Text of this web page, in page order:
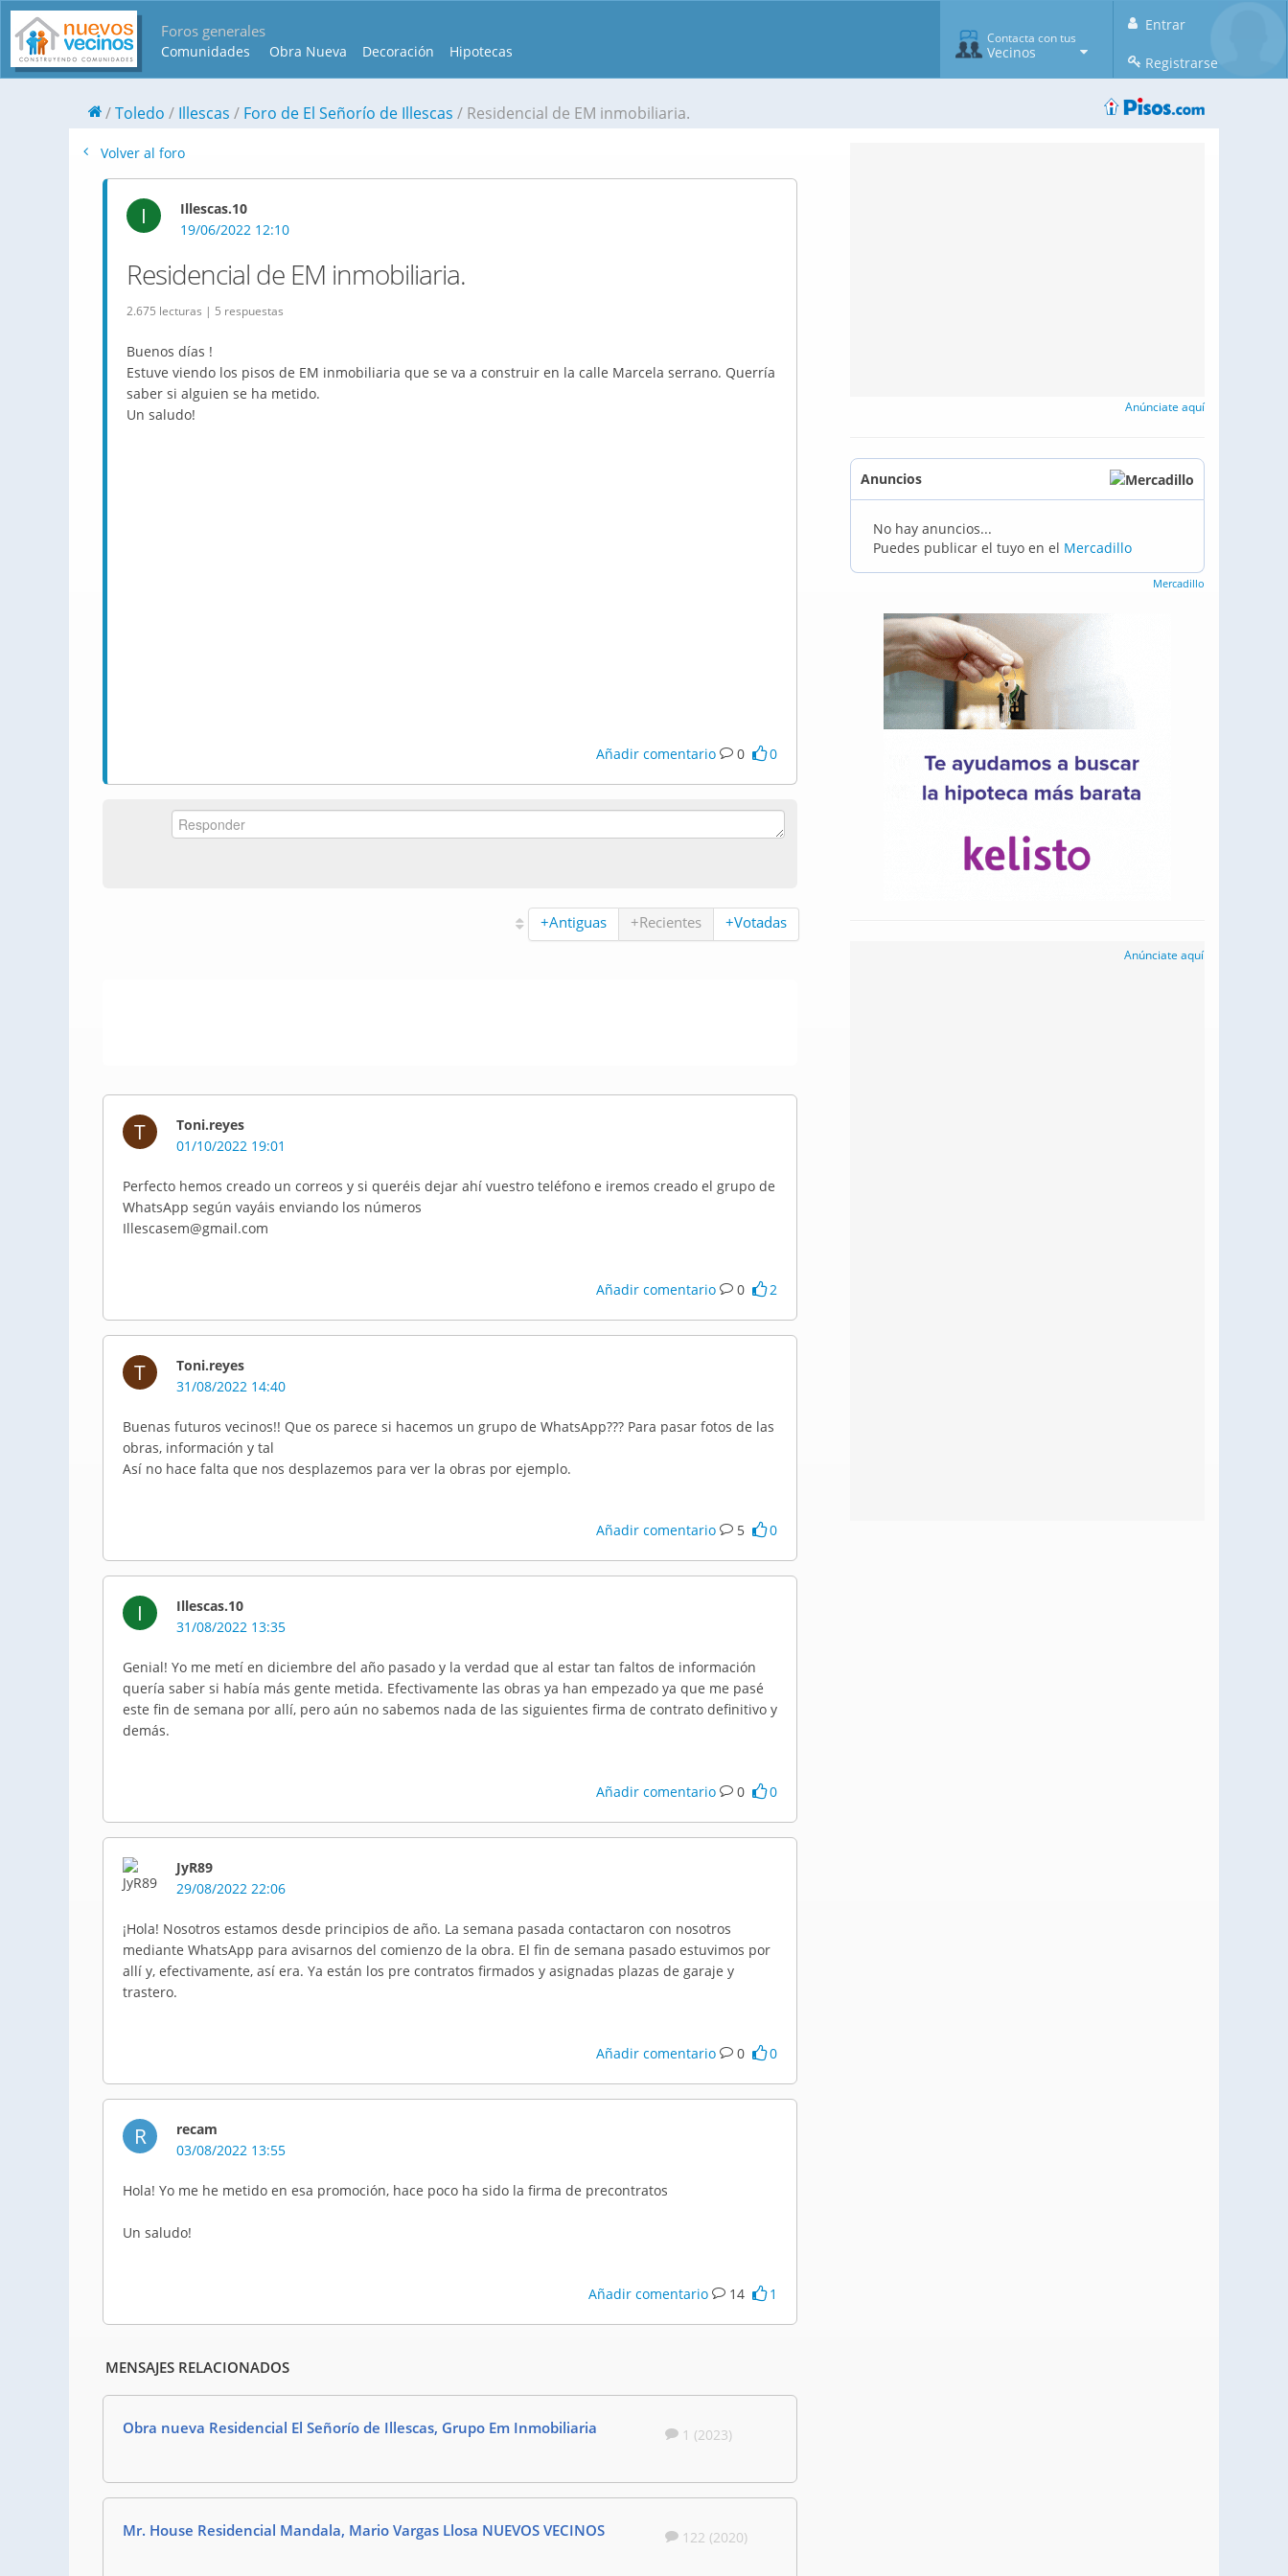
Foros generales
Comunidades Obra Nueva Decoración Hipotecas
Entrar
Registrarse
Contacta con tus
Vecinos
Toledo Illescas Foro de El Señorío de Illescas Residencial de EM inmobiliaria.
Volver al foro
I
Illescas.10
19/06/2022 12:10
Residencial de EM inmobiliaria.
2.675 lecturas | 5 respuestas
Buenos días !
Estuve viendo los pisos de EM inmobiliaria que se va a construir en la calle Marcela serrano. Querría
saber si alguien se ha metido.
Un saludo!
Añadir comentario 0 0
+Antiguas +Recientes +Votadas
T
Toni.reyes
01/10/2022 19:01
Perfecto hemos creado un correos y si queréis dejar ahí vuestro teléfono e iremos creado el grupo de
WhatsApp según vayáis enviando los números
Illescasem@gmail.com
Añadir comentario 0 2
T
Toni.reyes
31/08/2022 14:40
Buenas futuros vecinos!! Que os parece si hacemos un grupo de WhatsApp??? Para pasar fotos de las
obras, información y tal
Así no hace falta que nos desplazemos para ver la obras por ejemplo.
Añadir comentario 5 0
I
Illescas.10
31/08/2022 13:35
Genial! Yo me metí en diciembre del año pasado y la verdad que al estar tan faltos de información
quería saber si había más gente metida. Efectivamente las obras ya han empezado ya que me pasé
este fin de semana por allí, pero aún no sabemos nada de las siguientes firma de contrato definitivo y
demás.
Añadir comentario 0 0
JyR89
29/08/2022 22:06
¡Hola! Nosotros estamos desde principios de año. La semana pasada contactaron con nosotros
mediante WhatsApp para avisarnos del comienzo de la obra. El fin de semana pasado estuvimos por
allí y, efectivamente, así era. Ya están los pre contratos firmados y asignadas plazas de garaje y
trastero.
Añadir comentario 0 0
R
recam
03/08/2022 13:55
Hola! Yo me he metido en esa promoción, hace poco ha sido la firma de precontratos
Un saludo!
Añadir comentario 14 1
MENSAJES RELACIONADOS
Obra nueva Residencial El Señorío de Illescas, Grupo Em Inmobiliaria 1 (2023)
Mr. House Residencial Mandala, Mario Vargas Llosa NUEVOS VECINOS 122 (2020)
Anúnciate aquí
Anuncios
No hay anuncios...
Puedes publicar el tuyo en el Mercadillo
Mercadillo
Anúnciate aquí